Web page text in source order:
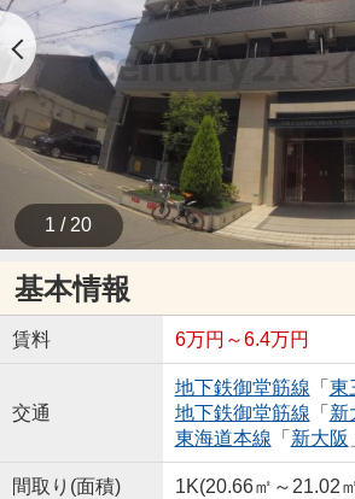
1 / 20
基本情報
賃料 6万円～6.4万円
交通
地下鉄御堂筋線 「 東
地下鉄御堂筋線 「 新
東海道本線 「 新大阪
間取り(面積) 1K(20.66㎡～21.02